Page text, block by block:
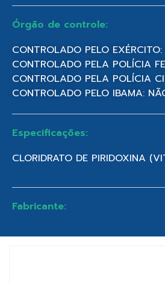
Órgão de controle:
CONTROLADO PELO
CONTROLADO PELA POLÍCIA
CONTROLADO PELA POLÍCIA
CONTROLADO PELO IBAMA:
Especificações:
CLORIDRATO DE PIRIDOXINA
Fabricante: